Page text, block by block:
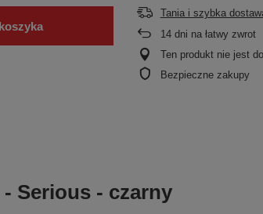
Tania i szybka
14dni na łatwy zwrot
Ten produkt nie jest
Bezpieczne zakupy
Serious - czarny